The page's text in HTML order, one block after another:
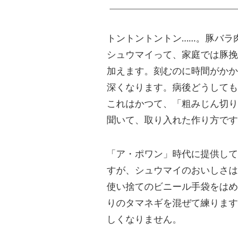
トントントントン……。豚バラ
シュウマイって、家庭では豚
加えます。刻むのに時間がか
深くなります。病後どうして
これはかつて、「粗みじん切
聞いて、取り入れた作り方で
「ア・ポワン」時代に提供し
すが、シュウマイのおいしさ
使い捨てのビニール手袋をは
りのタマネギを混ぜて練りま
しくなりません。